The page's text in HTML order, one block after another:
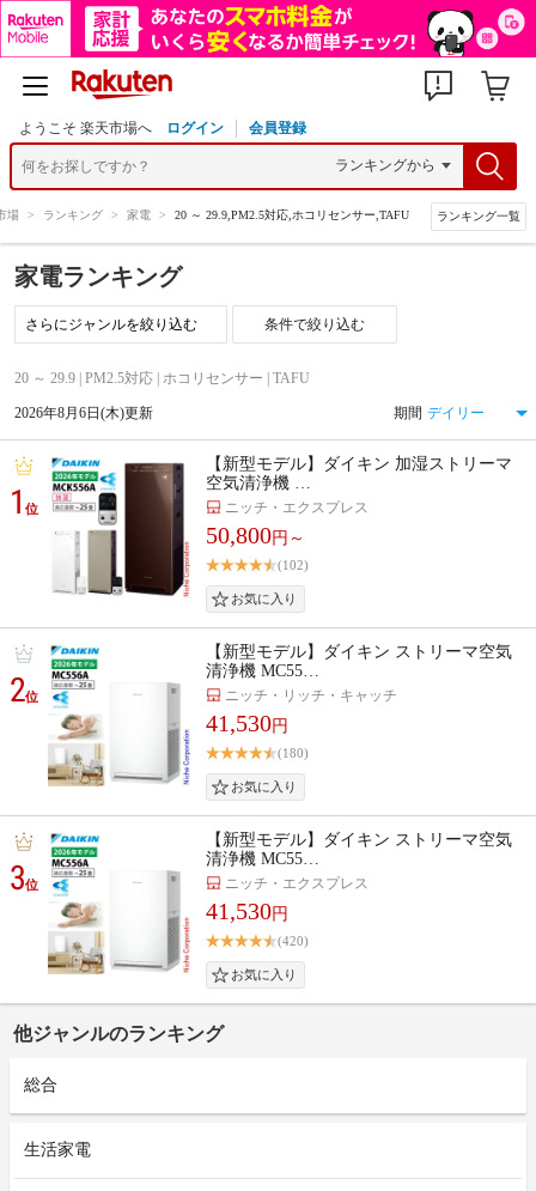
ようこそ 楽天市場へ ログイン 会員登録
場 > ランキング > 家電 > 20 ～ 29.9,PM2.5対応,ホコリセンサー,TAFU ランキング一覧
家電ランキング
条件で絞り込む
20 ～ 29.9 | PM2.5対応 | ホコリセンサー | TAFU
2026年8月6日(木)更新 期間
1位
【新型モデル】ダイキン 加湿ストリーマ
空気清浄機 …
ニッチ・エクスプレス
50,800円～
(102)
2位
【新型モデル】ダイキン ストリーマ空気
清浄機 MC55…
ニッチ・リッチ・キャッチ
41,530円
(180)
3位
【新型モデル】ダイキン ストリーマ空気
清浄機 MC55…
ニッチ・エクスプレス
41,530円
(420)
他ジャンルのランキング
総合
生活家電